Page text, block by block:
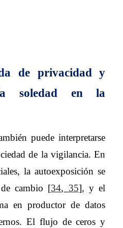
de privacidad y
soledad en la
puede interpretarse
de la vigilancia. En
la autoexposición se
cambio [34, 35], y el
en productor de datos
El flujo de ceros y